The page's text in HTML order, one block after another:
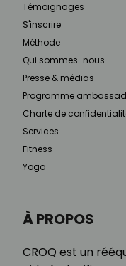
À PROPOS
CROQ est un
Témoignages
S'inscrire
Méthode
Qui sommes-nous
Presse & médias
Programme
Charte de
Services
Fitness
Yoga